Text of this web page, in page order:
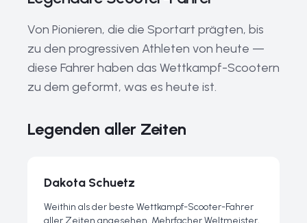
Von Pionieren, die die Sportart prägten, bis
zu den progressiven Athleten von heute —
diese Fahrer haben das Wettkampf-Scootern
zu dem geformt, was es heute ist.
Legenden aller Zeiten
Dakota Schuetz
Weithin als der beste Wettkampf-Scooter-Fahrer
aller Zeiten angesehen. Mehrfacher Weltmeister,